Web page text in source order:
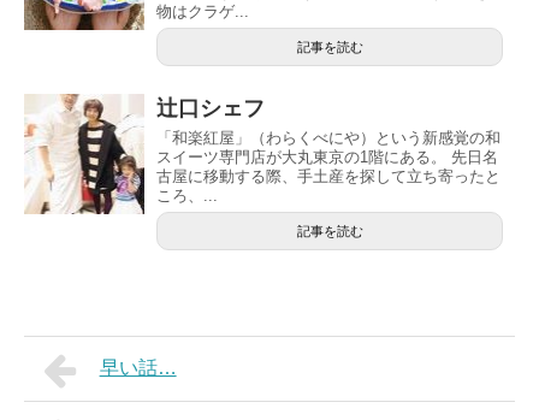
物はクラゲ...
記事を読む
辻口シェフ
「和楽紅屋」（わらくべにや）という新感覚の和
スイーツ専門店が大丸東京の1階にある。 先日名
古屋に移動する際、手土産を探して立ち寄ったと
ころ、...
記事を読む
早い話…